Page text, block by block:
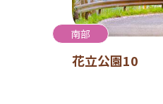
南部
花立公園10